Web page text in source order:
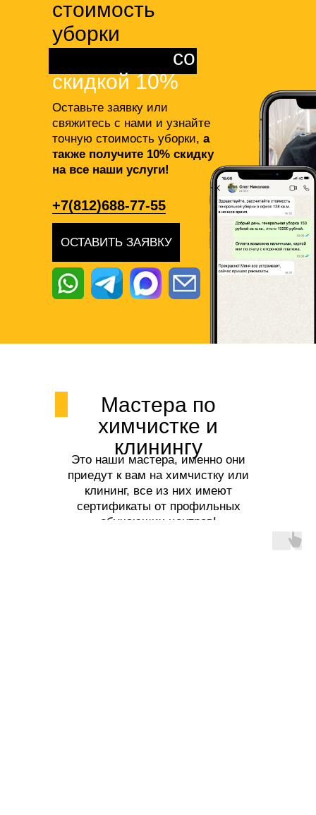
Оставьте заявку или
свяжитесь с нами и узнайте
точную стоимость уборки, а
также получите 10% скидку
на все наши услуги!
стоимость
уборки
со
скидкой 10%
ОСТАВИТЬ ЗАЯВКУ
+7(812)688-77-55
Мастера по
химчистке и
клинингу
Это наши мастера, именно они
приедут к вам на химчистку или
клининг, все из них имеют
сертификаты от профильных
обучающих центров!